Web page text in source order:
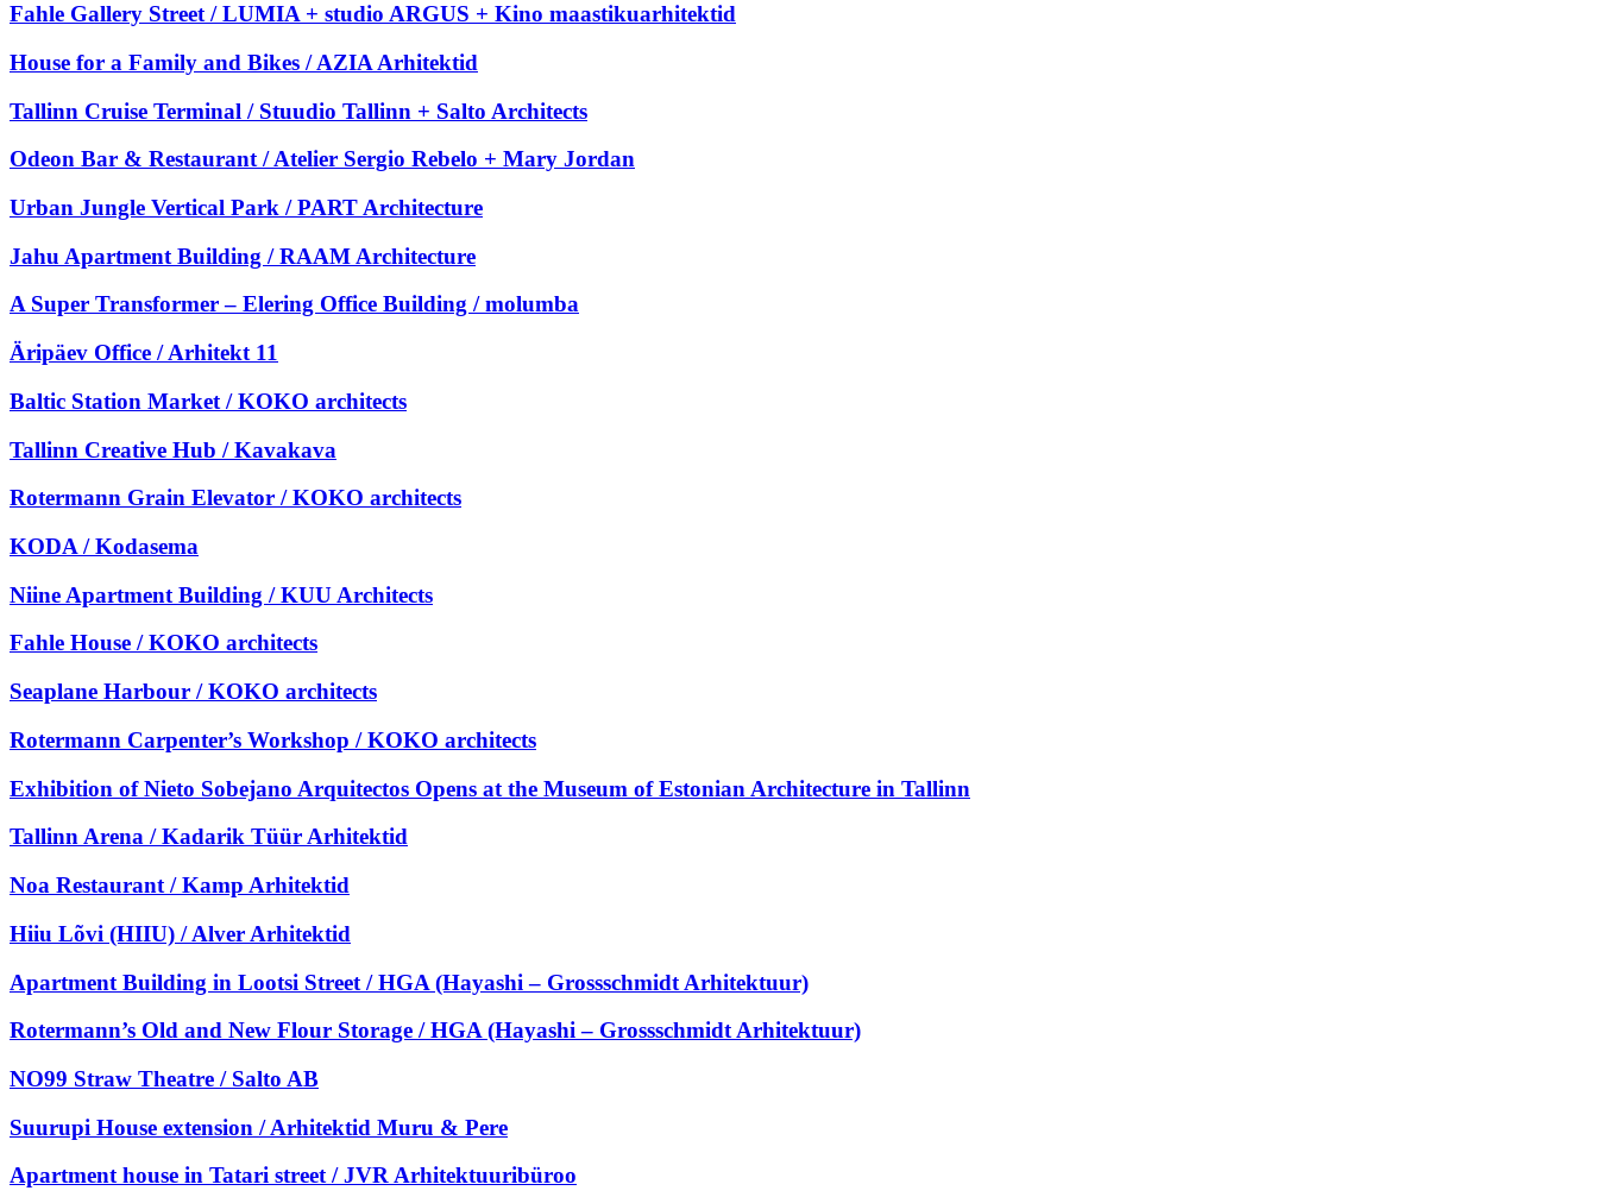
Fahle Gallery Street / LUMIA + studio ARGUS + Kino maastikuarhitektid
House for a Family and Bikes / AZIA Arhitektid
Tallinn Cruise Terminal / Stuudio Tallinn + Salto Architects
Odeon Bar & Restaurant / Atelier Sergio Rebelo + Mary Jordan
Urban Jungle Vertical Park / PART Architecture
Jahu Apartment Building / RAAM Architecture
A Super Transformer – Elering Office Building / molumba
Äripäev Office / Arhitekt 11
Baltic Station Market / KOKO architects
Tallinn Creative Hub / Kavakava
Rotermann Grain Elevator / KOKO architects
KODA / Kodasema
Niine Apartment Building / KUU Architects
Fahle House / KOKO architects
Seaplane Harbour / KOKO architects
Rotermann Carpenter’s Workshop / KOKO architects
Exhibition of Nieto Sobejano Arquitectos Opens at the Museum of Estonian Architecture in Tallinn
Tallinn Arena / Kadarik Tüür Arhitektid
Noa Restaurant / Kamp Arhitektid
Hiiu Lõvi (HIIU) / Alver Arhitektid
Apartment Building in Lootsi Street / HGA (Hayashi – Grossschmidt Arhitektuur)
Rotermann’s Old and New Flour Storage / HGA (Hayashi – Grossschmidt Arhitektuur)
NO99 Straw Theatre / Salto AB
Suurupi House extension / Arhitektid Muru & Pere
Apartment house in Tatari street / JVR Arhitektuuribüroo